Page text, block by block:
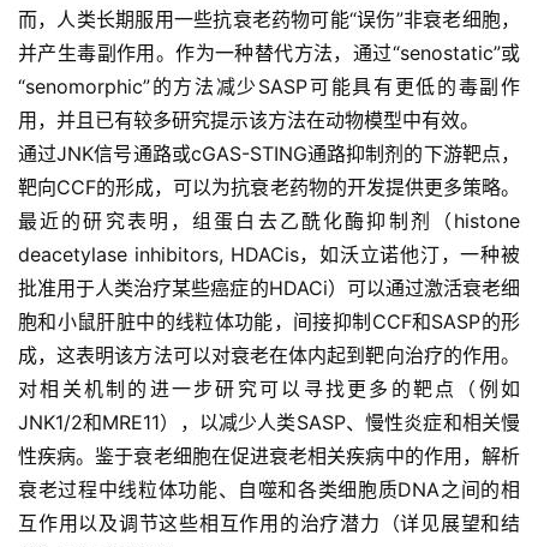
而，人类长期服用一些抗衰老药物可能“误伤”非衰老细胞，
并产生毒副作用。作为一种替代方法，通过“senostatic”或
“senomorphic”的方法减少SASP可能具有更低的毒副作
用，并且已有较多研究提示该方法在动物模型中有效。
通过JNK信号通路或cGAS-STING通路抑制剂的下游靶点，
靶向CCF的形成，可以为抗衰老药物的开发提供更多策略。
最近的研究表明，组蛋白去乙酰化酶抑制剂（histone
deacetylase inhibitors, HDACis，如沃立诺他汀，一种被
批准用于人类治疗某些癌症的HDACi）可以通过激活衰老细
胞和小鼠肝脏中的线粒体功能，间接抑制CCF和SASP的形
成，这表明该方法可以对衰老在体内起到靶向治疗的作用。
对相关机制的进一步研究可以寻找更多的靶点（例如
JNK1/2和MRE11），以减少人类SASP、慢性炎症和相关慢
性疾病。鉴于衰老细胞在促进衰老相关疾病中的作用，解析
衰老过程中线粒体功能、自噬和各类细胞质DNA之间的相
互作用以及调节这些相互作用的治疗潜力（详见展望和结